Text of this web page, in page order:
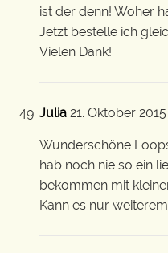
ist der denn! Woher
Jetzt bestelle ich
Vielen Dank!
Julia 21. Oktober 2015
Wunderschöne
hab noch nie so ein
bekommen mit
Kann es nur